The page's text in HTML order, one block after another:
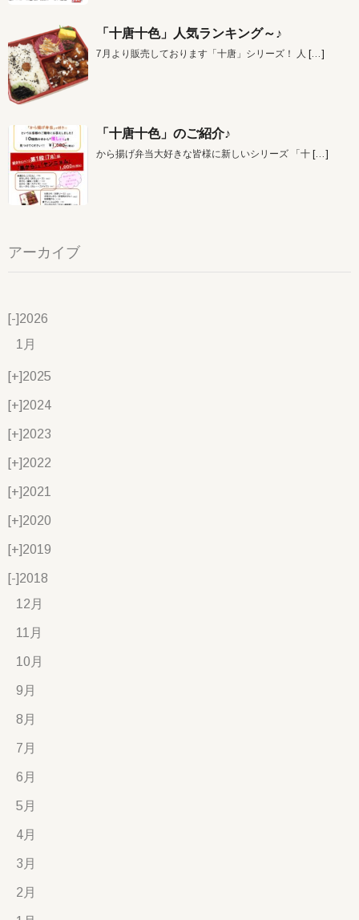
「十唐十色」人気ランキング～♪
7月より販売しております「十唐」シリーズ！ 人 […]
「十唐十色」のご紹介♪
から揚げ弁当大好きな皆様に新しいシリーズ 「十 […]
アーカイブ
[-]2026
1月
[+]2025
[+]2024
[+]2023
[+]2022
[+]2021
[+]2020
[+]2019
[-]2018
12月
11月
10月
9月
8月
7月
6月
5月
4月
3月
2月